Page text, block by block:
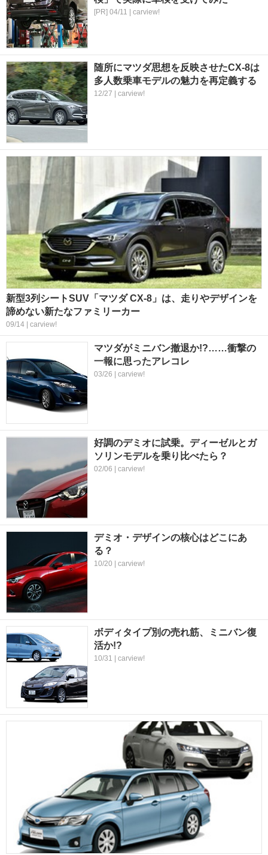
[PR] 04/11 | carview!
随所にマツダ思想を反映させたCX-8は
多人数乗車モデルの魅力を再定義する
12/27 | carview!
新型3列シートSUV「マツダ CX-8」は、走りやデザインを
諦めない新たなファミリーカー
09/14 | carview!
マツダがミニバン撤退か!?……衝撃の
一報に思ったアレコレ
03/26 | carview!
好調のデミオに試乗。ディーゼルとガ
ソリンモデルを乗り比べたら？
02/06 | carview!
デミオ・デザインの核心はどこにあ
る？
10/20 | carview!
ボディタイプ別の売れ筋、ミニバン復
活か!?
10/31 | carview!